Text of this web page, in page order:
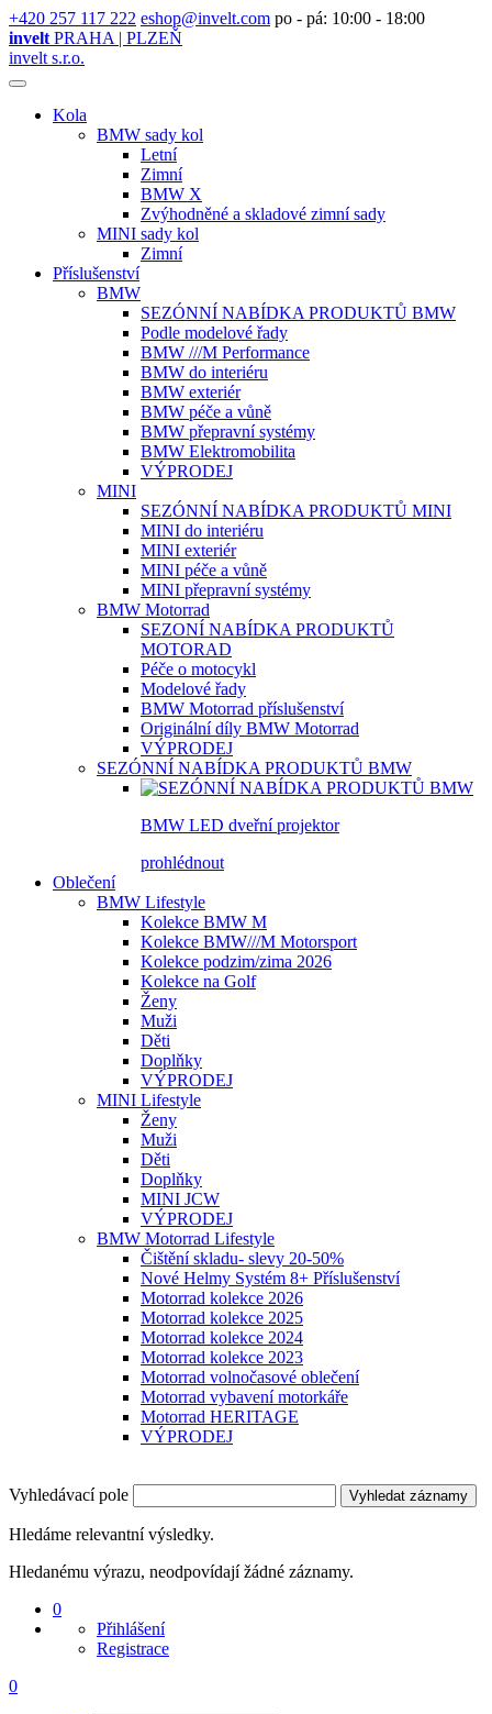
+420 257 117 222 eshop@invelt.com po - pá: 10:00 - 18:00
invelt PRAHA | PLZEŇ
invelt s.r.o.
Kola
BMW sady kol
Letní
Zimní
BMW X
Zvýhodněné a skladové zimní sady
MINI sady kol
Zimní
Příslušenství
BMW
SEZÓNNÍ NABÍDKA PRODUKTŮ BMW
Podle modelové řady
BMW ///M Performance
BMW do interiéru
BMW exteriér
BMW péče a vůně
BMW přepravní systémy
BMW Elektromobilita
VÝPRODEJ
MINI
SEZÓNNÍ NABÍDKA PRODUKTŮ MINI
MINI do interiéru
MINI exteriér
MINI péče a vůně
MINI přepravní systémy
BMW Motorrad
SEZONÍ NABÍDKA PRODUKTŮ
MOTORAD
Péče o motocykl
Modelové řady
BMW Motorrad příslušenství
Originální díly BMW Motorrad
VÝPRODEJ
SEZÓNNÍ NABÍDKA PRODUKTŮ BMW
BMW LED dveřní projektor
prohlédnout
Oblečení
BMW Lifestyle
Kolekce BMW M
Kolekce BMW///M Motorsport
Kolekce podzim/zima 2026
Kolekce na Golf
Ženy
Muži
Děti
Doplňky
VÝPRODEJ
MINI Lifestyle
Ženy
Muži
Děti
Doplňky
MINI JCW
VÝPRODEJ
BMW Motorrad Lifestyle
Čištění skladu- slevy 20-50%
Nové Helmy Systém 8+ Příslušenství
Motorrad kolekce 2026
Motorrad kolekce 2025
Motorrad kolekce 2024
Motorrad kolekce 2023
Motorrad volnočasové oblečení
Motorrad vybavení motorkáře
Motorrad HERITAGE
VÝPRODEJ
Vyhledávací pole Vyhledat záznamy
Hledáme relevantní výsledky.
Hledanému výrazu, neodpovídají žádné záznamy.
0
Přihlášení
Registrace
0